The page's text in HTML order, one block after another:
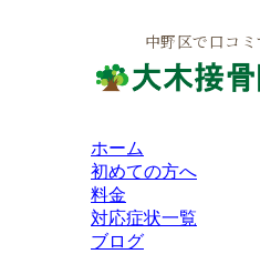
中野区で口コ
ホーム
初めての方へ
料金
対応症状一覧
ブログ